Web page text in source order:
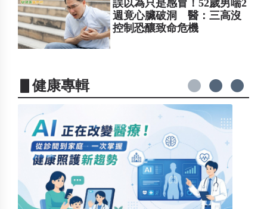
誤以為只是感冒！52歲男喘2
週竟心臟破洞 醫：三高沒
控制恐釀致命危機
▋健康專輯